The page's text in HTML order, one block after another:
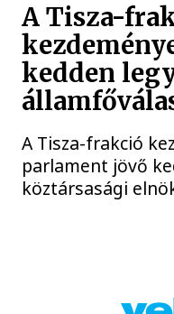
A Tisza-
kedden
A Tisza-frakció
parlament jövő
köztársasági